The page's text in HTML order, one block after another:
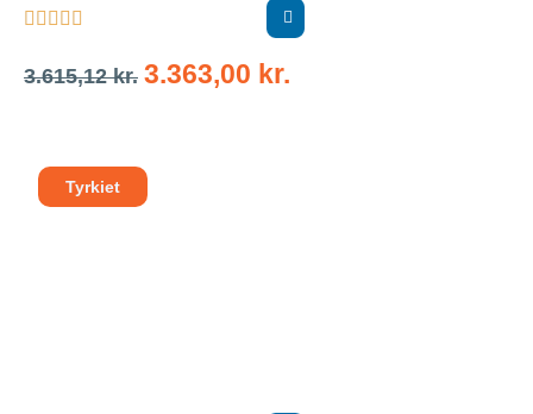
    
3.615,12kr. 3.363,00 kr.
Tyrkiet